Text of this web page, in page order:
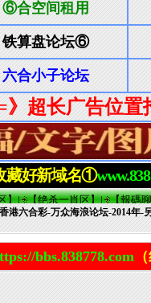
港六合彩-万众海浪论坛-2014年-
bbs.838778.com